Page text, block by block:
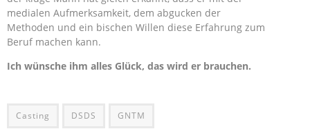
medialen Aufmerksamkeit, dem abgucken der
Methoden und ein bischen Willen diese Erfahrung zum
Beruf machen kann.
Ich wünsche ihm alles Glück, das wird er brauchen.
Casting DSDS GNTM